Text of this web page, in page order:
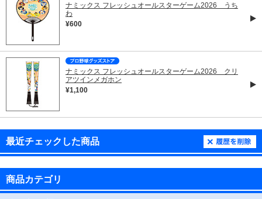
ナミックス フレッシュオールスターゲーム2026 うち
わ
¥600
ナミックス フレッシュオールスターゲーム2026 クリ
アツインメガホン
¥1,100
最近チェックした商品
商品カテゴリ